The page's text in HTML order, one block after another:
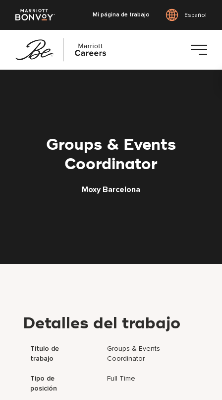
Mi página de trabajo Español
Groups & Events
Coordinator
Moxy Barcelona
Detalles del trabajo
Título de
trabajo
Groups & Events
Coordinator
Tipo de
posición
Full Time